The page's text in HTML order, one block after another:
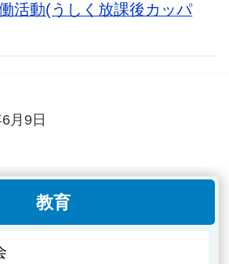
活動(うしく放課後カッパ
月9日
教育